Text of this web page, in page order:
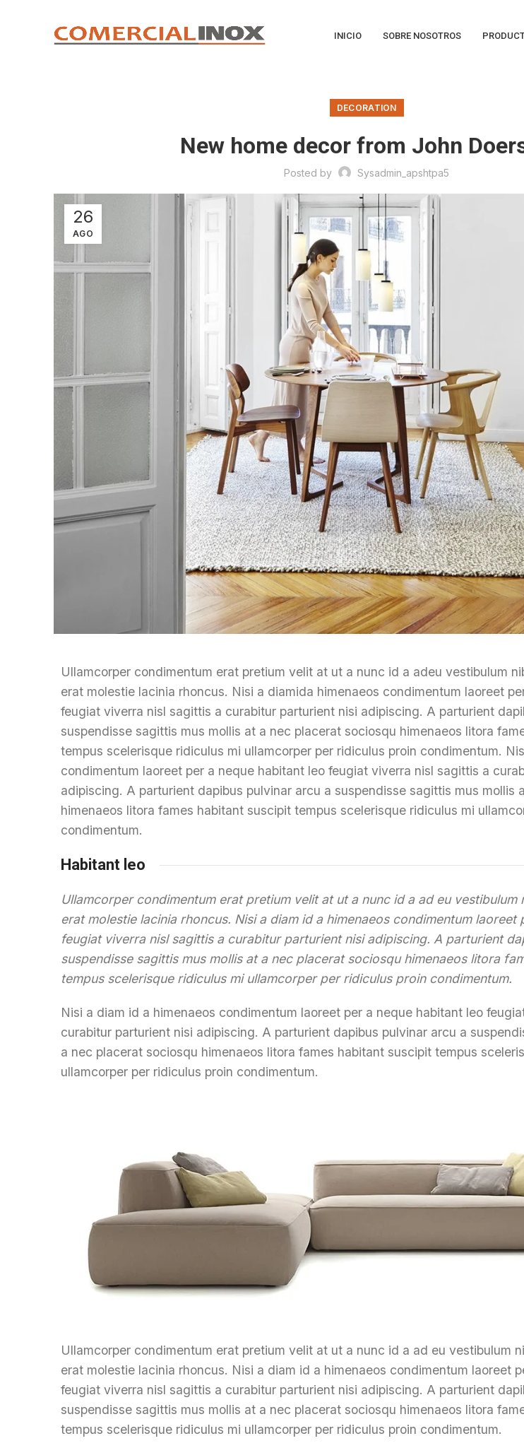
INICIO SOBRE NOSOTROS
DECORATION
New home decor from John
Posted by Sysadmin_apshtpa5
26
AGO
Ullamcorper condimentum erat pretium velit at ut a nunc id a adeu vestibulum
erat molestie lacinia rhoncus. Nisi a diamida himenaeos condimentum laoreet
feugiat viverra nisl sagittis a curabitur parturient nisi adipiscing. A parturient
suspendisse sagittis mus mollis at a nec placerat sociosqu himenaeos litora
tempus scelerisque ridiculus mi ullamcorper per ridiculus proin condimentum.
condimentum laoreet per a neque habitant leo feugiat viverra nisl sagittis a
adipiscing. A parturient dapibus pulvinar arcu a suspendisse sagittis mus mollis
himenaeos litora fames habitant suscipit tempus scelerisque ridiculus mi
condimentum.
Habitant leo
Ullamcorper condimentum erat pretium velit at ut a nunc id a ad eu vestibulum
erat molestie lacinia rhoncus. Nisi a diam id a himenaeos condimentum laoreet
feugiat viverra nisl sagittis a curabitur parturient nisi adipiscing. A parturient
suspendisse sagittis mus mollis at a nec placerat sociosqu himenaeos litora
tempus scelerisque ridiculus mi ullamcorper per ridiculus proin condimentum.
Nisi a diam id a himenaeos condimentum laoreet per a neque habitant leo
curabitur parturient nisi adipiscing. A parturient dapibus pulvinar arcu a
a nec placerat sociosqu himenaeos litora fames habitant suscipit tempus
ullamcorper per ridiculus proin condimentum.
Ullamcorper condimentum erat pretium velit at ut a nunc id a ad eu vestibulum
erat molestie lacinia rhoncus. Nisi a diam id a himenaeos condimentum laoreet
feugiat viverra nisl sagittis a curabitur parturient nisi adipiscing. A parturient
suspendisse sagittis mus mollis at a nec placerat sociosqu himenaeos litora
tempus scelerisque ridiculus mi ullamcorper per ridiculus proin condimentum.